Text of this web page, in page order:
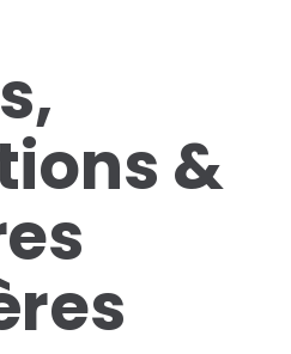
&